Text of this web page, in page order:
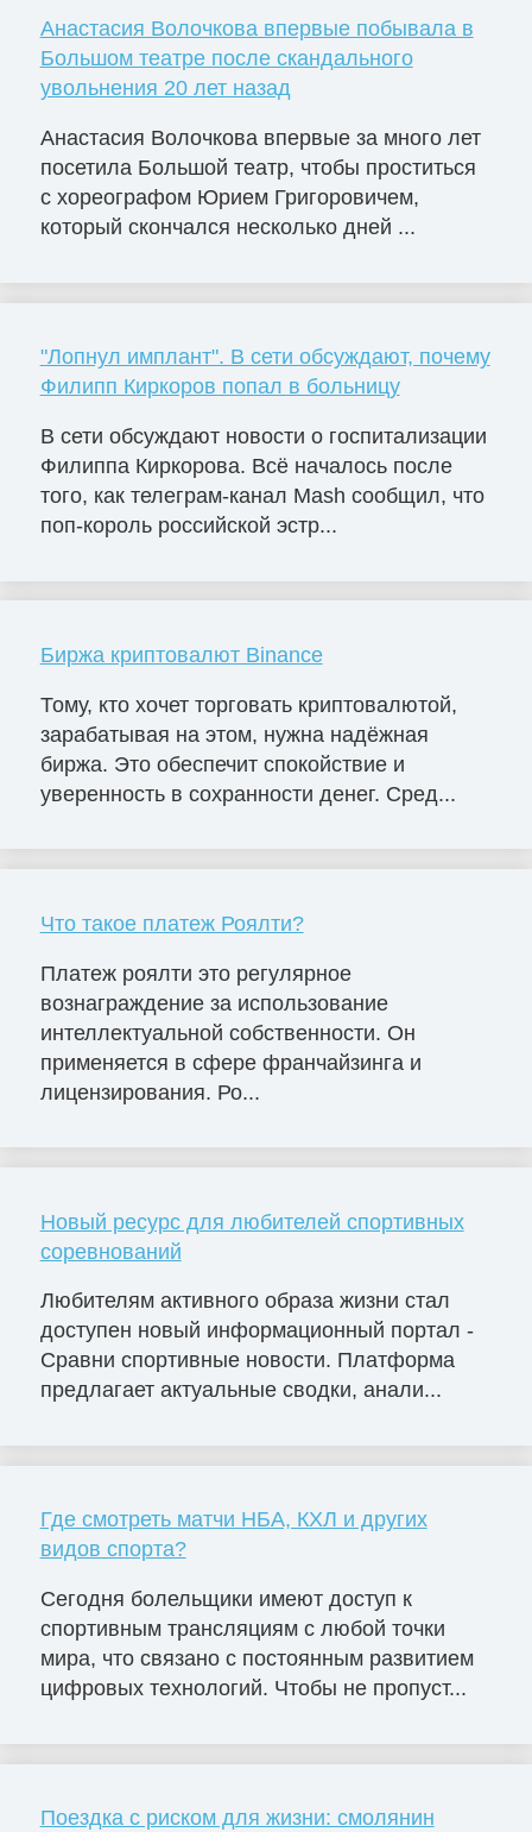
Анастасия Волочкова впервые побывала в
Большом театре после скандального
увольнения 20 лет назад
Анастасия Волочкова впервые за много лет
посетила Большой театр, чтобы проститься
с хореографом Юрием Григоровичем,
который скончался несколько дней ...
"Лопнул имплант". В сети обсуждают, почему
Филипп Киркоров попал в больницу
В сети обсуждают новости о госпитализации
Филиппа Киркорова. Всё началось после
того, как телеграм-канал Mash сообщил, что
поп-король российской эстр...
Биржа криптовалют Binance
Тому, кто хочет торговать криптовалютой,
зарабатывая на этом, нужна надёжная
биржа. Это обеспечит спокойствие и
уверенность в сохранности денег. Сред...
Что такое платеж Роялти?
Платеж роялти это регулярное
вознаграждение за использование
интеллектуальной собственности. Он
применяется в сфере франчайзинга и
лицензирования. Ро...
Новый ресурс для любителей спортивных
соревнований
Любителям активного образа жизни стал
доступен новый информационный портал -
Сравни спортивные новости. Платформа
предлагает актуальные сводки, анали...
Где смотреть матчи НБА, КХЛ и других
видов спорта?
Сегодня болельщики имеют доступ к
спортивным трансляциям с любой точки
мира, что связано с постоянным развитием
цифровых технологий. Чтобы не пропуст...
Поездка с риском для жизни: смолянин